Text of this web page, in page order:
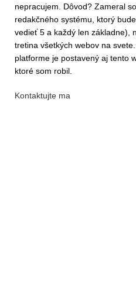
nepracujem. Dôvod? Zameral
redakčného systému, ktorý
vedieť 5 a každý len základne),
tretina všetkých webov na
platforme je postavený aj tento
ktoré som robil.
Kontaktujte ma